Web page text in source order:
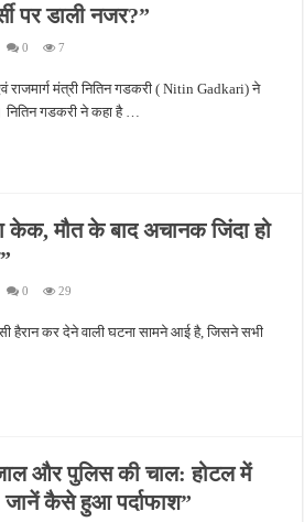
पर डाली नजर?”
0 7
राजमार्ग मंत्री नितिन गडकरी ( Nitin Gadkari) ने
नितिन गडकरी ने कहा है …
केक, मौत के बाद अचानक जिंदा हो
0 29
हैरान कर देने वाली घटना सामने आई है, जिसने सभी
और पुलिस की चाल: होटल में
जानें कैसे हुआ पर्दाफाश”